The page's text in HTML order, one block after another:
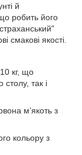
й
робить його
смакові якості.
кг, що
так і
м’якоть з
кольору з